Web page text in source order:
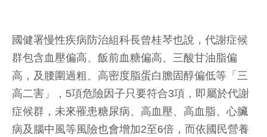
國健署慢性疾病防治組科長曾桂琴也說，代謝症候
群包含血壓偏高、飯前血糖偏高、三酸甘油脂偏
高，及腰圍過粗、高密度脂蛋白膽固醇偏低等「三
高二害」，5項危險因子只要符合3項，即屬於代謝
症候群，未來罹患糖尿病、高血壓、高血脂、心臟
病及腦中風等風險也會增加2至6倍，而依國民營養